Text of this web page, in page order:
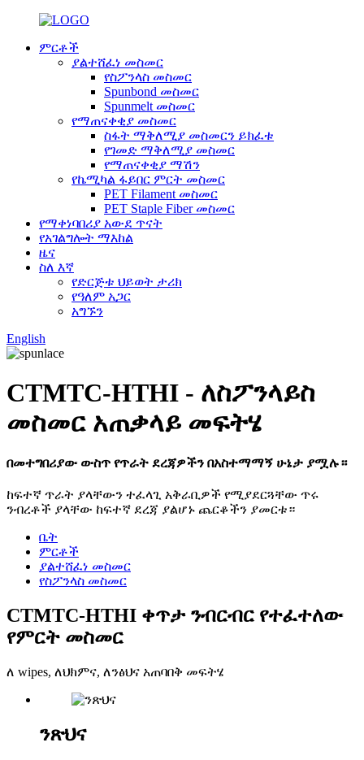
ምርቶች
ያልተሸፈነ መስመር
የስፖንላስ መስመር
Spunbond መስመር
Spunmelt መስመር
የማጠናቀቂያ መስመር
ስፋት ማቅለሚያ መስመርን ይክፈቱ
የገመድ ማቅለሚያ መስመር
የማጠናቀቂያ ማሽን
የኬሚካል ፋይበር ምርት መስመር
PET Filament መስመር
PET Staple Fiber መስመር
የማቀነባበሪያ አውደ ጥናት
የአገልግሎት ማእከል
ዜና
ስለ እኛ
የድርጅቱ ህይወት ታሪክ
የዓለም አጋር
አግኙን
English
CTMTC-HTHI - ለስፖንላይስ
መስመር አጠቃላይ መፍትሄ
በመተግበሪያው ውስጥ የጥራት ደረጃዎችን በአስተማማኝ ሁኔታ ያሟሉ።
ከፍተኛ ጥራት ያላቸውን ተፈላጊ አቅራቢዎች የሚያደርጓቸው ጥሩ
ንብረቶች ያላቸው ከፍተኛ ደረጃ ያልሆኑ ጨርቆችን ያመርቱ።
ቤት
ምርቶች
ያልተሸፈነ መስመር
የስፖንላስ መስመር
CTMTC-HTHI ቀጥታ ንብርብር የተፈተለው
የምርት መስመር
ለ wipes, ለህክምና, ለንፅህና አጠባበቅ መፍትሄ
ንጽህና